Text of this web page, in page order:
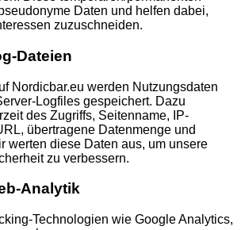
Daten und helfen dabei,
zuzuschneiden.
Dateien
Nordicbar.eu werden Nutzungsdaten
Logfiles gespeichert. Dazu
des Zugriffs, Seitenname, IP-
übertragene Datenmenge und
werten diese Daten aus, um unsere
zu verbessern.
Analytik
Technologien wie Google Analytics,